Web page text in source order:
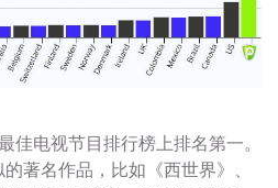
佳电视节目排行榜上排名第一。
著名作品，比如《西世界》、